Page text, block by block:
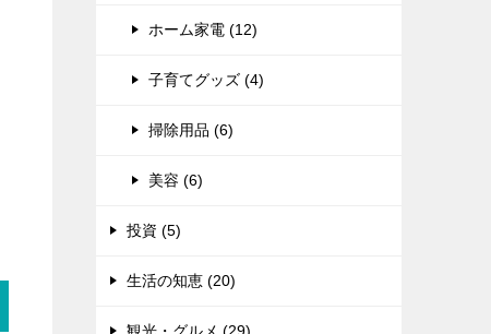
ホーム家電 (12)
子育てグッズ (4)
掃除用品 (6)
美容 (6)
投資 (5)
生活の知恵 (20)